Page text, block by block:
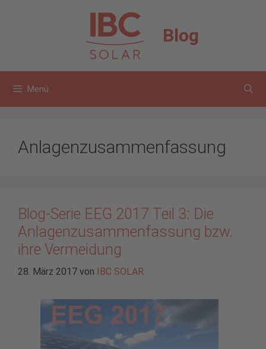
Blog
Menü
Anlagenzusammenfassung
Blog-Serie EEG 2017 Teil 3: Die
Anlagenzusammenfassung bzw.
ihre Vermeidung
28. März 2017 von IBC SOLAR